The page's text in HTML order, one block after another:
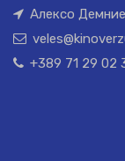
Алексо
+389 71 29 02